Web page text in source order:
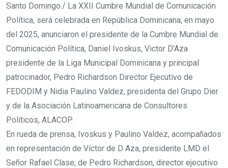
Santo Domingo./ La XXII Cumbre Mundial de Comunicación
Política, será celebrada en República Dominicana, en mayo
del 2025, anunciaron el presidente de la Cumbre Mundial de
Comunicación Política, Daniel Ivoskus, Victor D’Aza
presidente de la Liga Municipal Dominicana y principal
patrocinador, Pedro Richardson Director Ejecutivo de
FEDODIM y Nidia Paulino Valdez, presidenta del Grupo Dier
y de la Asociación Latinoamericana de Consultores
Políticos, ALACOP.
En rueda de prensa, Ivoskus y Paulino Valdez, acompañados
en representación de Víctor de D Aza, presidente LMD el
Señor Rafael Clase; de Pedro Richardson, director ejecutivo